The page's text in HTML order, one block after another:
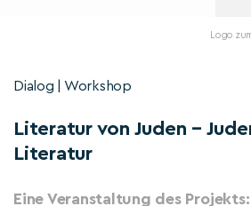
Logo
Dialog | Workshop
Literatur von Juden –
Literatur
Eine Veranstaltung des